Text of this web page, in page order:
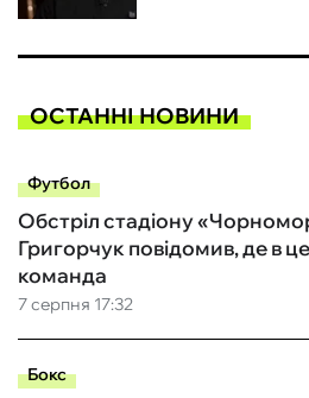
ОСТАННІ НОВИНИ
Футбол
7 серпня 17:32
Обстріл стадіону
Григорчук повідомив, де в
команда
Бокс